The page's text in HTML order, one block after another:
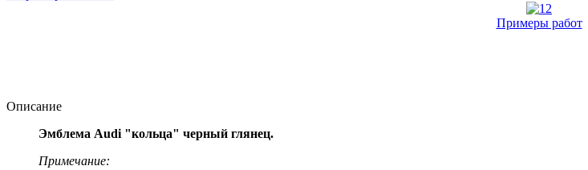
Примеры работ
Описание
Эмблема Audi "кольца" черный глянец.
Примечание: